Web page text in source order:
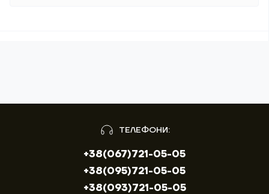
ТЕЛЕФОНИ:
+38(067)721-05-05
+38(095)721-05-05
+38(093)721-05-05